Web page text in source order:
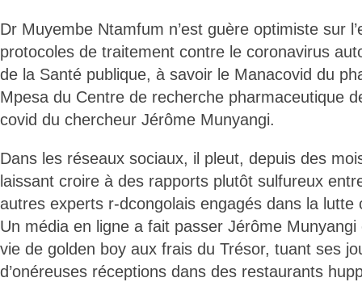
Dr Muyembe Ntamfum n’est guère optimiste sur
protocoles de traitement contre le coronavirus
de la Santé publique, à savoir le Manacovid du
Mpesa du Centre de recherche pharmaceutique
covid du chercheur Jérôme Munyangi.
Dans les réseaux sociaux, il pleut, depuis des
laissant croire à des rapports plutôt sulfureux
autres experts r-dcongolais engagés dans la lutte
Un média en ligne a fait passer Jérôme
vie de golden boy aux frais du Trésor, tuant ses
d’onéreuses réceptions dans des restaurants